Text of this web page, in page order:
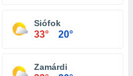
Siófok
33° 20°
Zamárdi